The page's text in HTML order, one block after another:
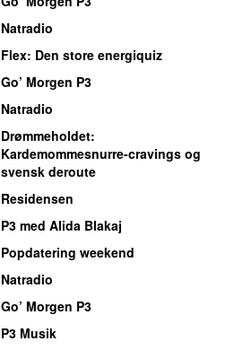
Natradio
Flex: Den store energiquiz
Go’ Morgen P3
Natradio
Drømmeholdet:
Kardemommesnurre-cravings og
svensk deroute
Residensen
P3 med Alida Blakaj
Popdatering weekend
Natradio
Go’ Morgen P3
P3 Musik